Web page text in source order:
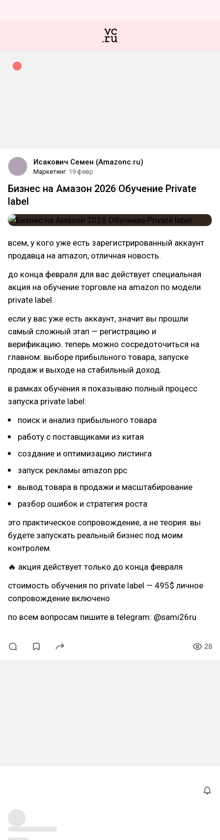
Исакович Семен (Amazonc.ru)
Маркетинг 19 февр
Бизнес на Амазон 2026 Обучение Private
label
всем, у кого уже есть зарегистрированный аккаунт
продавца на amazon, отличная новость.
до конца февраля для вас действует специальная
акция на обучение торговле на amazon по модели
private label.
если у вас уже есть аккаунт, значит вы прошли
самый сложный этап — регистрацию и
верификацию. теперь можно сосредоточиться на
главном: выборе прибыльного товара, запуске
продаж и выходе на стабильный доход.
в рамках обучения я показываю полный процесс
запуска private label:
поиск и анализ прибыльного товара
работу с поставщиками из китая
создание и оптимизацию листинга
запуск рекламы amazon ppc
вывод товара в продажи и масштабирование
разбор ошибок и стратегия роста
это практическое сопровождение, а не теория. вы
будете запускать реальный бизнес под моим
контролем.
🔥 акция действует только до конца февраля
стоимость обучения по private label — 495$ личное
сопровождение включено
по всем вопросам пишите в telegram: @sami26ru
28